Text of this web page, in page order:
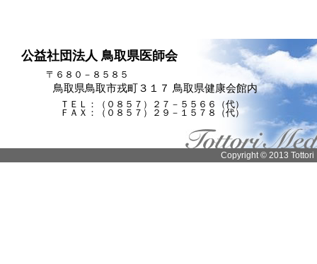
公益社団法人 鳥取県医師会
〒６８０－８５８５
鳥取県鳥取市戎町３１７ 鳥取県健康会館内
ＴＥＬ：（０８５７）２７－５５６６（代）
ＦＡＸ：（０８５７）２９－１５７８（代）
Copyright © 2013 Tottori